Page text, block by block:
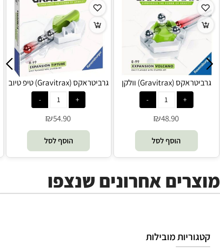
גרביטראקס (Gravitrax) טיפ טיוב
(Tip Tube) הרחבה -
Ravensburger
₪54.90
הוסף לסל
גרביטראקס (Gravitrax) וולקן
(Volcano) הרחבה -
Ravensburger
₪48.90
הוסף לסל
מוצרים אחרונים שנצפו
קטגוריות מובילות